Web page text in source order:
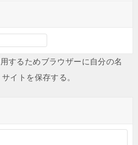
するためブラウザーに自分の名
イトを保存する。